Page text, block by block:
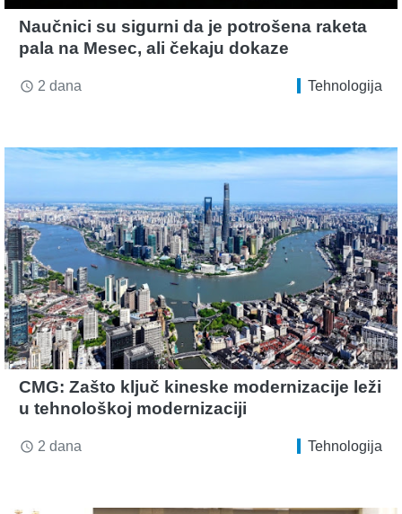
Naučnici su sigurni da je potrošena raketa
pala na Mesec, ali čekaju dokaze
access_time 2 dana Tehnologija
CMG: Zašto ključ kineske modernizacije leži
u tehnološkoj modernizaciji
access_time 2 dana Tehnologija